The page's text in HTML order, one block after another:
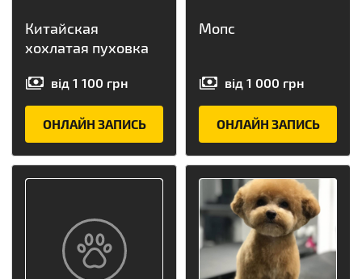
Китайская
хохлатая пуховка
від 1 100 грн
ОНЛАЙН ЗАПИСЬ
Мопс
від 1 000 грн
ОНЛАЙН ЗАПИСЬ